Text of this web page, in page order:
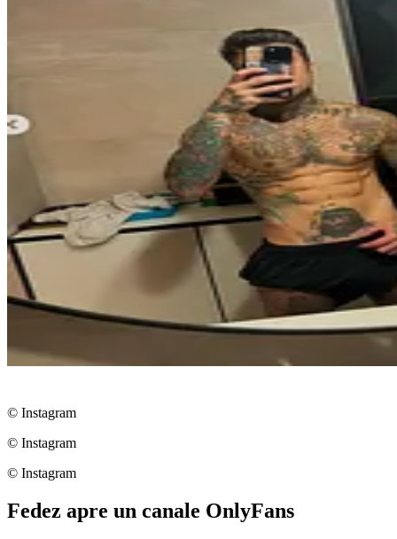
© Instagram
© Instagram
© Instagram
Fedez apre un canale OnlyFans